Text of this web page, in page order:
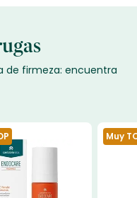
de firmeza: encuentra
Muy